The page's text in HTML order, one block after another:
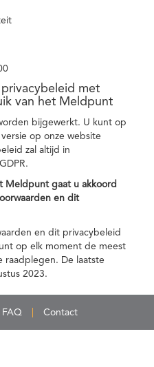
met
van het Meldpunt
bijgewerkt. U kunt op
op onze website
zal altijd in
Meldpunt gaat u akkoord
en dit
en dit privacybeleid
op elk moment de meest
raadplegen. De laatste
2023.
FAQ Contact